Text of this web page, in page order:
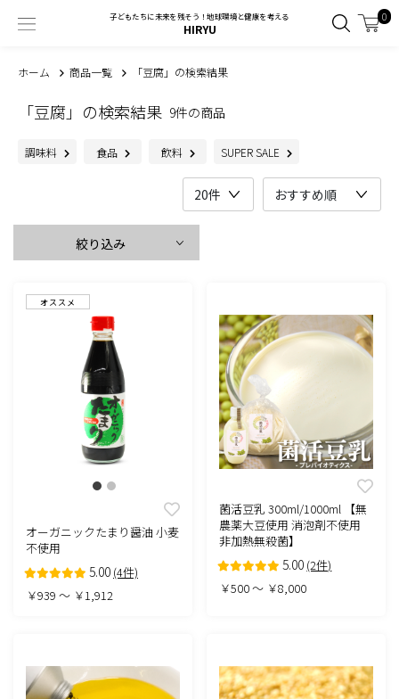
子どもたちに未来を残そう！地球環境と健康を考える
HIRYU
0
ホーム 商品一覧 「豆腐」の検索結果
「豆腐」の検索結果 9件の商品
調味料 食品 飲料 SUPER SALE
絞り込み
オススメ
オーガニックたまり醤油 小麦
不使用
5.00 (4件)
￥939 ～ ￥1,912
菌活豆乳 300ml/1000ml 【無
農薬大豆使用 消泡剤不使用
非加熱無殺菌】
5.00 (2件)
￥500 ～ ￥8,000